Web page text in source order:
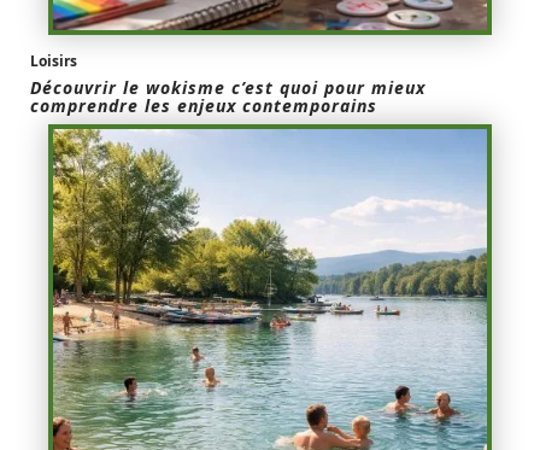
Loisirs
Découvrir le wokisme c’est quoi pour mieux
comprendre les enjeux contemporains